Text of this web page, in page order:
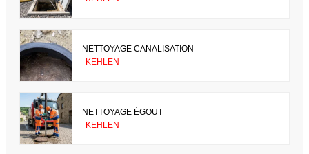
NETTOYAGE CANALISATION
KEHLEN
NETTOYAGE ÉGOUT
KEHLEN